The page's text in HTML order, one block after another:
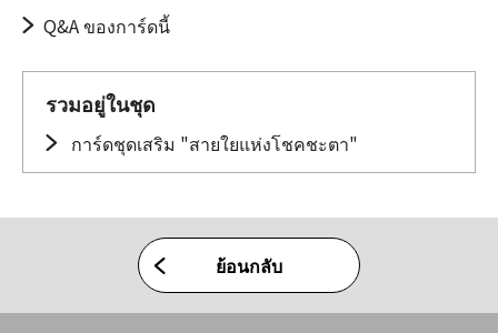
Q&A ของการ์ดนี้
รวมอยู่ในชุด
การ์ดชุดเสริม "สายใยแห่งโชคชะตา"
ย้อนกลับ